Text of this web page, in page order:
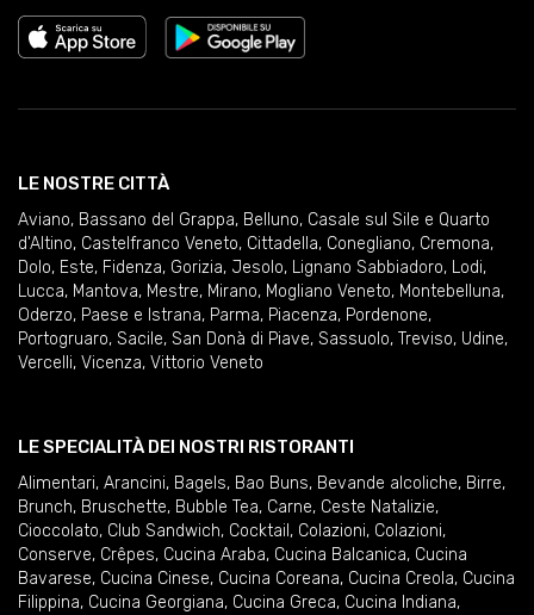
LE NOSTRE CITTÀ
Aviano, Bassano del Grappa, Belluno, Casale sul Sile e Quarto
d'Altino, Castelfranco Veneto, Cittadella, Conegliano, Cremona,
Dolo, Este, Fidenza, Gorizia, Jesolo, Lignano Sabbiadoro, Lodi,
Lucca, Mantova, Mestre, Mirano, Mogliano Veneto, Montebelluna,
Oderzo, Paese e Istrana, Parma, Piacenza, Pordenone,
Portogruaro, Sacile, San Donà di Piave, Sassuolo, Treviso, Udine,
Vercelli, Vicenza, Vittorio Veneto
LE SPECIALITÀ DEI NOSTRI RISTORANTI
Alimentari, Arancini, Bagels, Bao Buns, Bevande alcoliche, Birre,
Brunch, Bruschette, Bubble Tea, Carne, Ceste Natalizie,
Cioccolato, Club Sandwich, Cocktail , Colazioni, Colazioni,
Conserve, Crêpes, Cucina Araba, Cucina Balcanica, Cucina
Bavarese, Cucina Cinese, Cucina Coreana, Cucina Creola, Cucina
Filippina, Cucina Georgiana, Cucina Greca, Cucina Indiana,